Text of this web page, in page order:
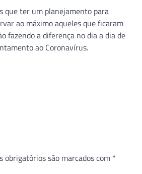
que ter um planejamento para
ao máximo aqueles que ficaram
fazendo a diferença no dia a dia de
ao Coronavírus.
obrigatórios são marcados com *